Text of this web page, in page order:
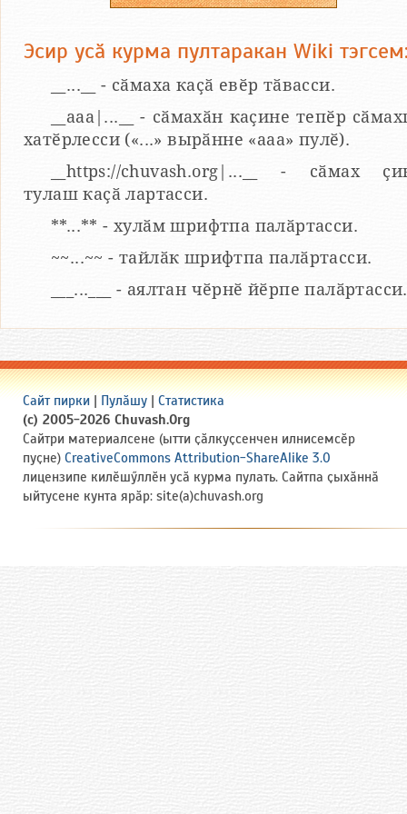
Эсир усӑ курма пултаракан Wiki
__...__ - сӑмаха каҫӑ евӗр тӑвасси.
__aaa|...__ - сӑмахӑн каҫине тепӗр
хатӗрлесси («...» вырӑнне «ааа» пулӗ).
__https://chuvash.org|...__ - сӑмах
тулаш каҫӑ лартасси.
**...** - хулӑм шрифтпа палӑртасси.
~~...~~ - тайлӑк шрифтпа палӑртасси.
___...___ - аялтан чӗрнӗ йӗрпе палӑртасси.
Сайт пирки | Пулӑшу | Статистика
(c) 2005-2026 Chuvash.Org
Сайтри материалсене (ытти ҫӑлкуҫсенчен илнисемсӗр
пуҫне) CreativeCommons Attribution-ShareAlike 3.0
лицензипе килӗшӳллӗн усӑ курма пулать. Сайтпа ҫыхӑннӑ
ыйтусене кунта ярӑр: site(a)chuvash.org